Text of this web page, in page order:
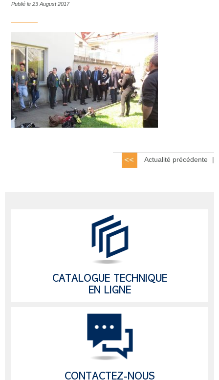
Publié le 23 August 2017
Actualité précédente |
CATALOGUE TECHNIQUE
EN LIGNE
CONTACTEZ-NOUS